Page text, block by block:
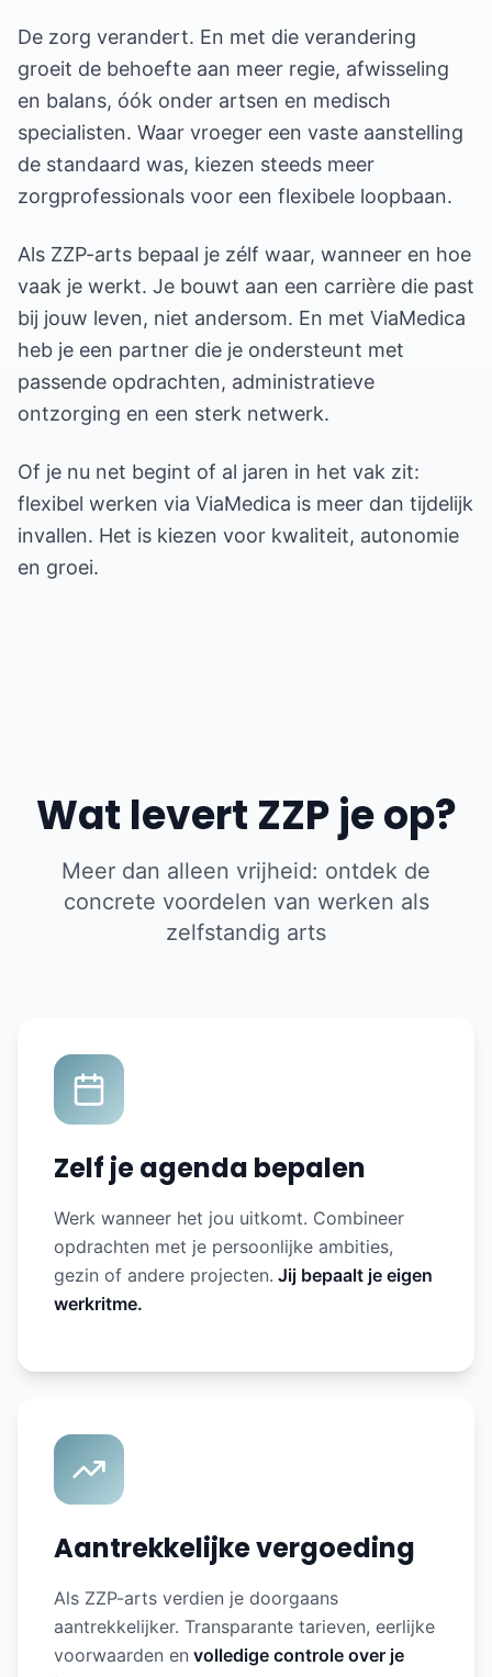
De zorg verandert. En met die verandering
groeit de behoefte aan meer regie, afwisseling
en balans, óók onder artsen en medisch
specialisten. Waar vroeger een vaste aanstelling
de standaard was, kiezen steeds meer
zorgprofessionals voor een flexibele loopbaan.
Als ZZP-arts bepaal je zélf waar, wanneer en hoe
vaak je werkt. Je bouwt aan een carrière die past
bij jouw leven, niet andersom. En met ViaMedica
heb je een partner die je ondersteunt met
passende opdrachten, administratieve
ontzorging en een sterk netwerk.
Of je nu net begint of al jaren in het vak zit:
flexibel werken via ViaMedica is meer dan tijdelijk
invallen. Het is kiezen voor kwaliteit, autonomie
en groei.
Wat levert ZZP je op?
Meer dan alleen vrijheid: ontdek de
concrete voordelen van werken als
zelfstandig arts
Zelf je agenda bepalen
Werk wanneer het jou uitkomt. Combineer
opdrachten met je persoonlijke ambities,
gezin of andere projecten. Jij bepaalt je eigen
werkritme.
Aantrekkelijke vergoeding
Als ZZP-arts verdien je doorgaans
aantrekkelijker. Transparante tarieven, eerlijke
voorwaarden en volledige controle over je